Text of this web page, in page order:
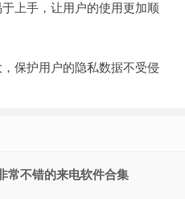
上手，让用户的使用更加顺
保护用户的隐私数据不受侵
常不错的来电软件合集